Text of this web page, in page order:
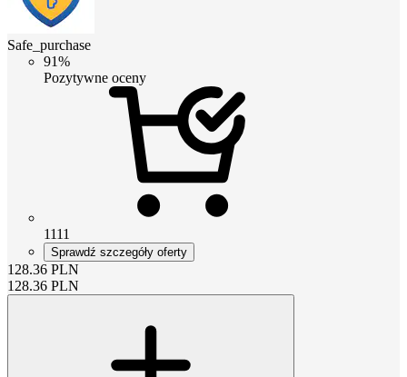
Safe_purchase
91%
Pozytywne oceny
1111
Sprawdź szczegóły oferty
128.36 PLN
128.36 PLN